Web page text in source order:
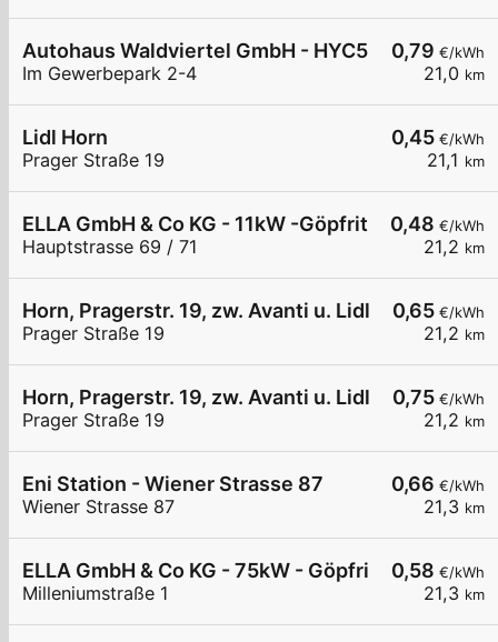
0,79 €/kWh
21,0 km
Autohaus Waldviertel GmbH - HYC50
Im Gewerbepark 2-4
0,45 €/kWh
21,1 km
Lidl Horn
Prager Straße 19
0,48 €/kWh
21,2 km
ELLA GmbH & Co KG - 11kW -Göpfritz Nah &
Hauptstrasse 69 / 71
0,65 €/kWh
21,2 km
Horn, Pragerstr. 19, zw. Avanti u. Lidl
Prager Straße 19
0,75 €/kWh
21,2 km
Horn, Pragerstr. 19, zw. Avanti u. Lidl
Prager Straße 19
0,66 €/kWh
21,3 km
Eni Station - Wiener Strasse 87
Wiener Strasse 87
0,58 €/kWh
21,3 km
ELLA GmbH & Co KG - 75kW - Göpfritz Firma
Milleniumstraße 1